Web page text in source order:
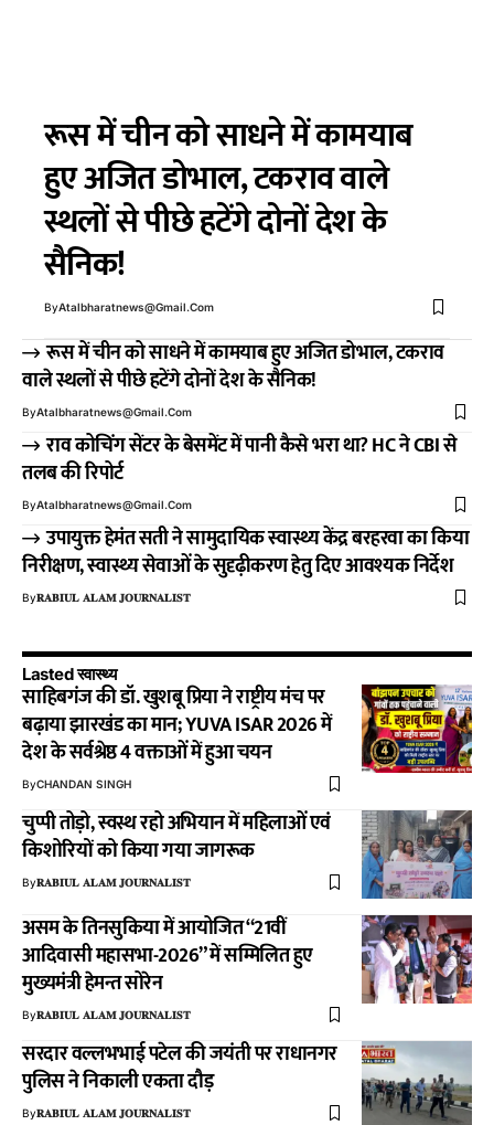
रूस में चीन को साधने में कामयाब
हुए अजित डोभाल, टकराव वाले
स्थलों से पीछे हटेंगे दोनों देश के
सैनिक!
ByAtalbharatnews@gmail.com
रूस में चीन को साधने में कामयाब हुए अजित डोभाल, टकराव
वाले स्थलों से पीछे हटेंगे दोनों देश के सैनिक!
ByAtalbharatnews@gmail.com
राव कोचिंग सेंटर के बेसमेंट में पानी कैसे भरा था? HC ने CBI से
तलब की रिपोर्ट
ByAtalbharatnews@gmail.com
उपायुक्त हेमंत सती ने सामुदायिक स्वास्थ्य केंद्र बरहरवा का किया
निरीक्षण, स्वास्थ्य सेवाओं के सुदृढ़ीकरण हेतु दिए आवश्यक निर्देश
By𝐑𝐀𝐁𝐈𝐔𝐋 𝐀𝐋𝐀𝐌 𝐉𝐎𝐔𝐑𝐍𝐀𝐋𝐈𝐒𝐓
Lasted स्वास्थ्य
साहिबगंज की डॉ. खुशबू प्रिया ने राष्ट्रीय मंच पर
बढ़ाया झारखंड का मान; YUVA ISAR 2026 में
देश के सर्वश्रेष्ठ 4 वक्ताओं में हुआ चयन
ByCHANDAN SINGH
चुप्पी तोड़ो, स्वस्थ रहो अभियान में महिलाओं एवं
किशोरियों को किया गया जागरूक
By𝐑𝐀𝐁𝐈𝐔𝐋 𝐀𝐋𝐀𝐌 𝐉𝐎𝐔𝐑𝐍𝐀𝐋𝐈𝐒𝐓
असम के तिनसुकिया में आयोजित “21वीं
आदिवासी महासभा-2026” में सम्मिलित हुए
मुख्यमंत्री हेमन्त सोरेन
By𝐑𝐀𝐁𝐈𝐔𝐋 𝐀𝐋𝐀𝐌 𝐉𝐎𝐔𝐑𝐍𝐀𝐋𝐈𝐒𝐓
सरदार वल्लभभाई पटेल की जयंती पर राधानगर
पुलिस ने निकाली एकता दौड़
By𝐑𝐀𝐁𝐈𝐔𝐋 𝐀𝐋𝐀𝐌 𝐉𝐎𝐔𝐑𝐍𝐀𝐋𝐈𝐒𝐓